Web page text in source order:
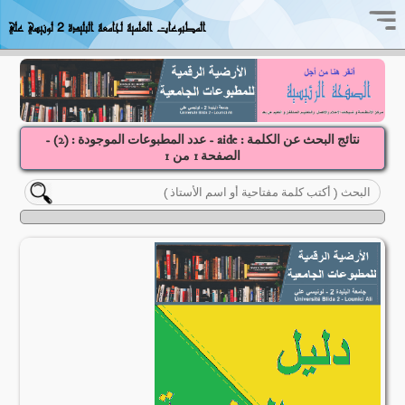
المطبوعات العلمية لجامعة البليدة 2 لونيسي علي
نتائج البحث عن الكلمة : aide - عدد المطبوعات الموجودة : ( 2
) -
الصفحة 1 من 1